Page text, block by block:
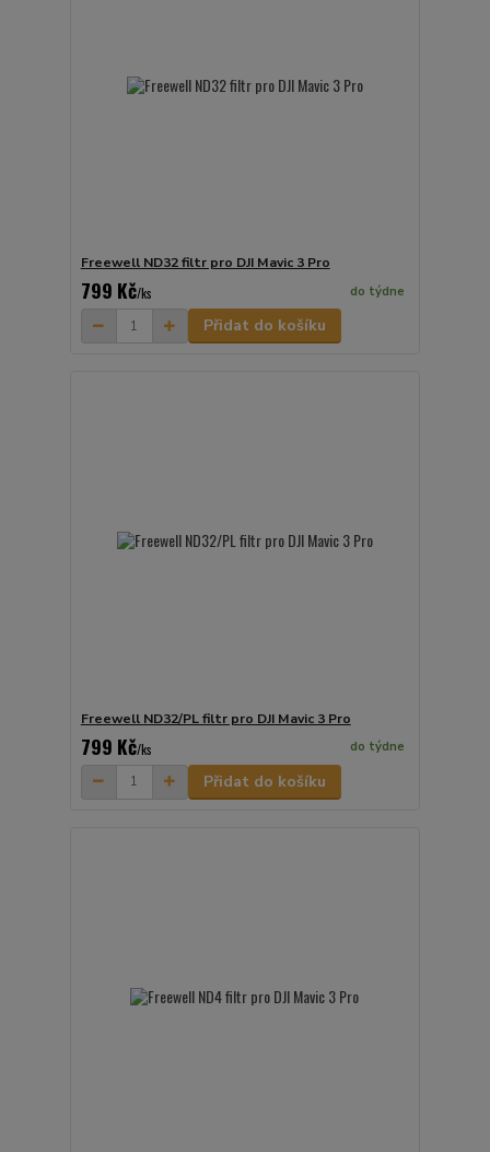
Freewell ND32 filtr pro DJI Mavic 3 Pro
799 Kč/ks do týdne
Přidat do košíku
Freewell ND32/PL filtr pro DJI Mavic 3 Pro
799 Kč/ks do týdne
Přidat do košíku